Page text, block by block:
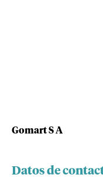
Gomart S A
Datos de